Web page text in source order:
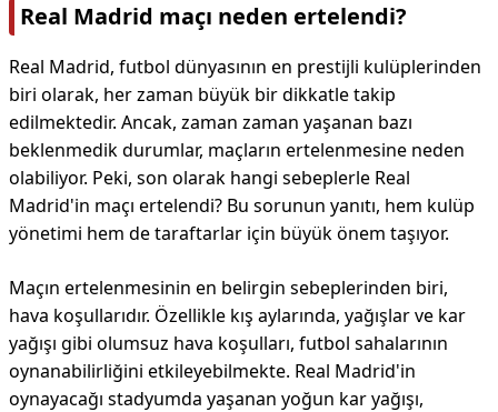
Real Madrid maçı neden ertelendi?
Real Madrid, futbol dünyasının en prestijli kulüplerinden
biri olarak, her zaman büyük bir dikkatle takip
edilmektedir. Ancak, zaman zaman yaşanan bazı
beklenmedik durumlar, maçların ertelenmesine neden
olabiliyor. Peki, son olarak hangi sebeplerle Real
Madrid'in maçı ertelendi? Bu sorunun yanıtı, hem kulüp
yönetimi hem de taraftarlar için büyük önem taşıyor.
Maçın ertelenmesinin en belirgin sebeplerinden biri,
hava koşullarıdır. Özellikle kış aylarında, yağışlar ve kar
yağışı gibi olumsuz hava koşulları, futbol sahalarının
oynanabilirliğini etkileyebilmekte. Real Madrid'in
oynayacağı stadyumda yaşanan yoğun kar yağışı,